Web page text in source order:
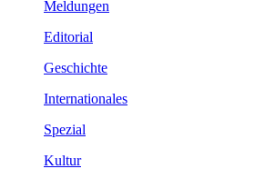
Meldungen
Editorial
Geschichte
Internationales
Spezial
Kultur